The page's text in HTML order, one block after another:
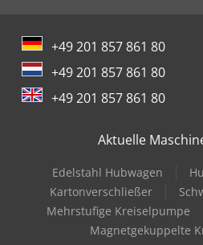
+49 201 857 861 80
+49 201 857 861 80
+49 201 857 861 80
Aktuelle
Edelstahl Hubwagen
Kartonverschließer
Mehrstufige Kreiselpumpe
Magnetgekuppelte